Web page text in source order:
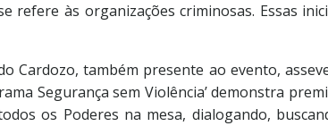
refere às organizações criminosas. Essas
Cardozo, também presente ao evento,
Segurança sem Violência’ demonstra
os Poderes na mesa, dialogando,